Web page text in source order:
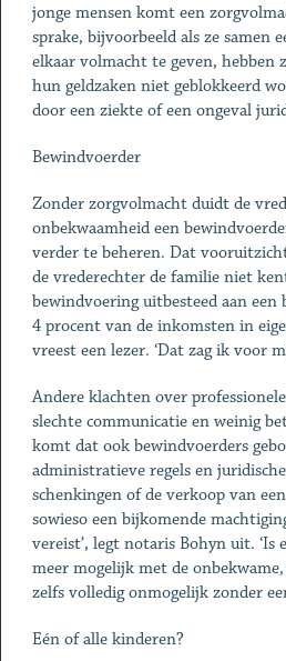
jonge mensen komt een
sprake, bijvoorbeeld als ze samen
elkaar volmacht te geven, hebben
hun geldzaken niet geblokkeerd
door een ziekte of een ongeval
Bewindvoerder
Zonder zorgvolmacht duidt de
onbekwaamheid een
verder te beheren. Dat
de vrederechter de familie niet
bewindvoering uitbesteed aan
4 procent van de inkomsten in
vreest een lezer. ‘Dat zag ik voor
Andere klachten over
slechte communicatie en weinig
komt dat ook bewindvoerders
administratieve regels en
schenkingen of de verkoop van
sowieso een bijkomende
vereist’, legt notaris Bohyn uit. ‘Is
meer mogelijk met de
zelfs volledig onmogelijk zonder
Eén of alle kinderen?